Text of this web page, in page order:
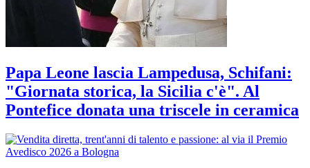
Papa Leone lascia Lampedusa, Schifani:
"Giornata storica, la Sicilia c'è". Al
Pontefice donata una triscele in ceramica